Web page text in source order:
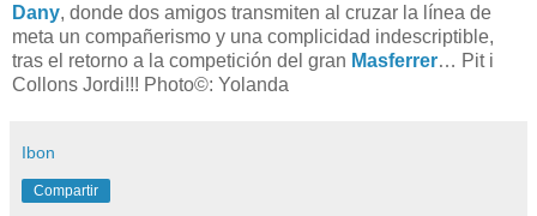
Dany, donde dos amigos transmiten al cruzar la línea de
meta un compañerismo y una complicidad indescriptible,
tras el retorno a la competición del gran Masferrer… Pit i
Collons Jordi!!! Photo©: Yolanda
Ibon
Compartir